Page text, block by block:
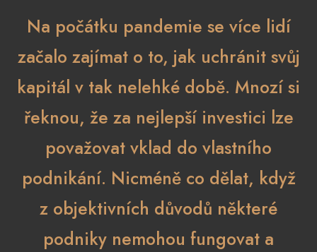
Na počátku pandemie se více lidí
začalo zajímat o to, jak uchránit svůj
kapitál v tak nelehké době. Mnozí si
řeknou, že za nejlepší investici lze
považovat vklad do vlastního
podnikání. Nicméně co dělat, když
z objektivních důvodů některé
podniky nemohou fungovat a